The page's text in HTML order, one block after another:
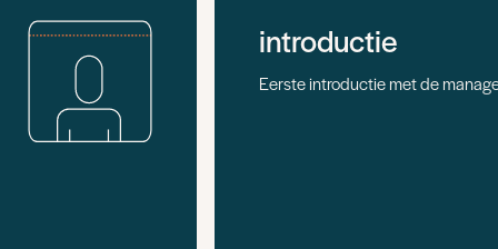
introductie
Eerste introductie met de